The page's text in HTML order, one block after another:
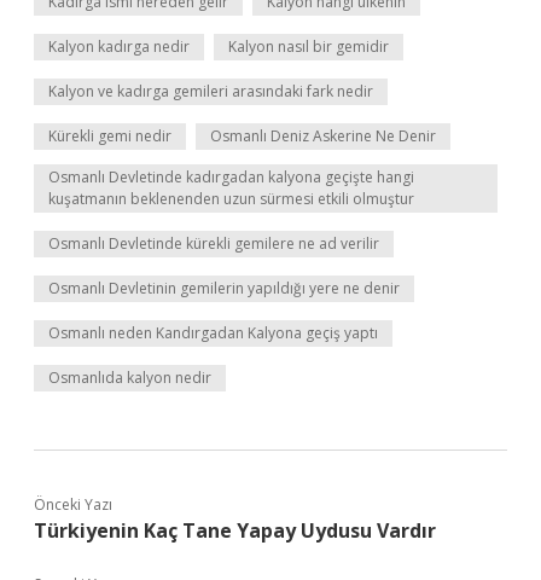
Kalyon kadırga nedir Kalyon nasıl bir gemidir
Kalyon ve kadırga gemileri arasındaki fark nedir
Kürekli gemi nedir
Osmanlı Deniz Askerine Ne Denir
Osmanlı Devletinde kadırgadan kalyona geçişte hangi
kuşatmanın beklenenden uzun sürmesi etkili olmuştur
Osmanlı Devletinde kürekli gemilere ne ad verilir
Osmanlı Devletinin gemilerin yapıldığı yere ne denir
Osmanlı neden Kandırgadan Kalyona geçiş yaptı
Osmanlıda kalyon nedir
Önceki Yazı
Türkiyenin Kaç Tane Yapay Uydusu Vardır